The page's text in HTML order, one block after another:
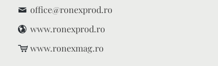
office@ronexprod.ro
www.ronexprod.ro
www.ronexmag.ro